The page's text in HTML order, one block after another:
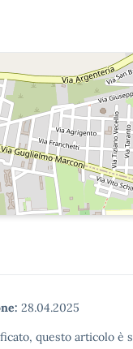
28.04.2025
questo articolo